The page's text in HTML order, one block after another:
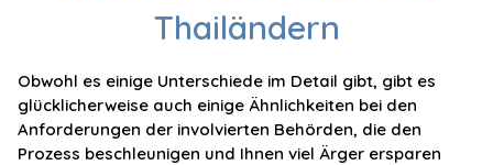
Thailändern
Obwohl es einige Unterschiede im Detail gibt, gibt es
glücklicherweise auch einige Ähnlichkeiten bei den
Anforderungen der involvierten Behörden, die den
Prozess beschleunigen und Ihnen viel Ärger ersparen